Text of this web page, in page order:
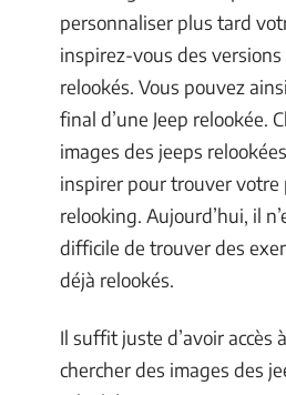
personnaliser plus tard
inspirez-vous des versions
relookés. Vous pouvez
final d’une Jeep relookée.
images des jeeps
inspirer pour trouver votre
relooking. Aujourd’hui, il
difficile de trouver des
déjà relookés.
Il suffit juste d’avoir accès
chercher des images des